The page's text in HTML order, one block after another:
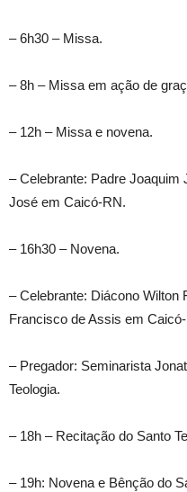
– 6h30 – Missa.
– 8h – Missa em ação de
– 12h – Missa e novena.
– Celebrante: Padre Joaquim
José em Caicó-RN.
– 16h30 – Novena.
– Celebrante: Diácono Wilton
Francisco de Assis em
– Pregador: Seminarista
Teologia.
– 18h – Recitação do Santo
– 19h: Novena e Bênção do